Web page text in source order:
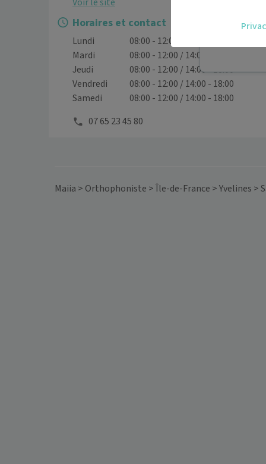
Horaires et contact
Lundi
08:00 - 12:00 / 14:00 - 18:00
Mardi
08:00 - 12:00 / 14:00 - 18:00
Jeudi
08:00 - 12:00 / 14:00 - 18:00
Vendredi
08:00 - 12:00 / 14:00 - 18:00
Samedi
08:00 - 12:00 / 14:00 - 18:00
07 65 23 45 80
Maiia > Orthophoniste >Île-de-France >Yvelines >